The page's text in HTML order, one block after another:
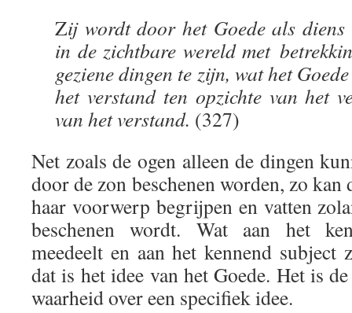
Zij wordt door het Goede als diens
in de zichtbare wereld met
geziene dingen te zijn, wat het
het verstand ten opzichte van het
van het verstand. (327)
Net zoals de ogen alleen de dingen
door de zon beschenen worden, zo kan
haar voorwerp begrijpen en vatten
beschenen wordt. Wat aan het
meedeelt en aan het kennend subject
dat is het idee van het Goede. Het is
waarheid over een specifiek idee.